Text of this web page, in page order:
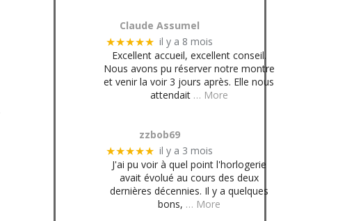
Claude Assumel
★★★★★ il y a 8 mois
Excellent accueil, excellent conseil.
Nous avons pu réserver notre montre
et venir la voir 3 jours après. Elle nous
attendait … More
zzbob69
★★★★★ il y a 3 mois
J'ai pu voir à quel point l'horlogerie
avait évolué au cours des deux
dernières décennies. Il y a quelques
bons, … More